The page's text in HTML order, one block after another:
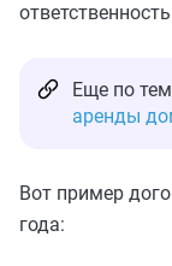
Еще по
аренды
Вот пример
года: